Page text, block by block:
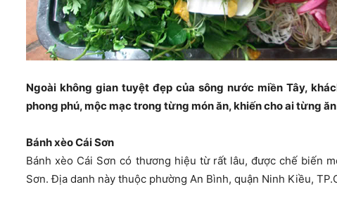
Ngoài không gian tuyệt đẹp của sông nước miền Tây,
phong phú, mộc mạc trong từng món ăn, khiến cho ai từng
Bánh xèo Cái Sơn
Bánh xèo Cái Sơn có thương hiệu từ rất lâu, được chế biến
Sơn. Địa danh này thuộc phường An Bình, quận Ninh Kiều,